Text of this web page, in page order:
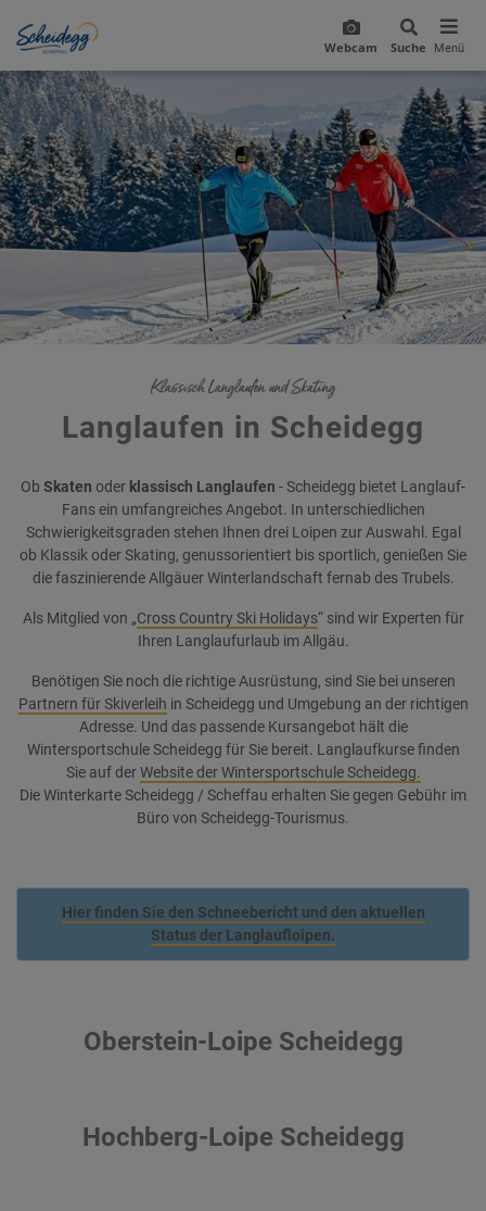
Webcam Suche Menü
Klassisch Langlaufen und Skating
Langlaufen in Scheidegg
Ob Skaten oder klassisch Langlaufen - Scheidegg bietet Langlauf-
Fans ein umfangreiches Angebot. In unterschiedlichen
Schwierigkeitsgraden stehen Ihnen drei Loipen zur Auswahl. Egal
ob Klassik oder Skating, genussorientiert bis sportlich, genießen Sie
die faszinierende Allgäuer Winterlandschaft fernab des Trubels.
Als Mitglied von „Cross Country Ski Holidays“ sind wir Experten für
Ihren Langlaufurlaub im Allgäu.
Benötigen Sie noch die richtige Ausrüstung, sind Sie bei unseren
Partnern für Skiverleih in Scheidegg und Umgebung an der richtigen
Adresse. Und das passende Kursangebot hält die
Wintersportschule Scheidegg für Sie bereit. Langlaufkurse finden
Sie auf derWebsite der Wintersportschule Scheidegg.
Die Winterkarte Scheidegg / Scheffau erhalten Sie gegen Gebühr im
Büro von Scheidegg-Tourismus.
Hier finden Sie den Schneebericht und den aktuellen
Status der Langlaufloipen.
Oberstein-Loipe Scheidegg
Hochberg-Loipe Scheidegg